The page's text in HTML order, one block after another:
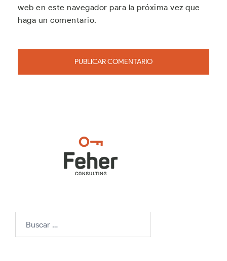
web en este navegador para la próxima vez que
haga un comentario.